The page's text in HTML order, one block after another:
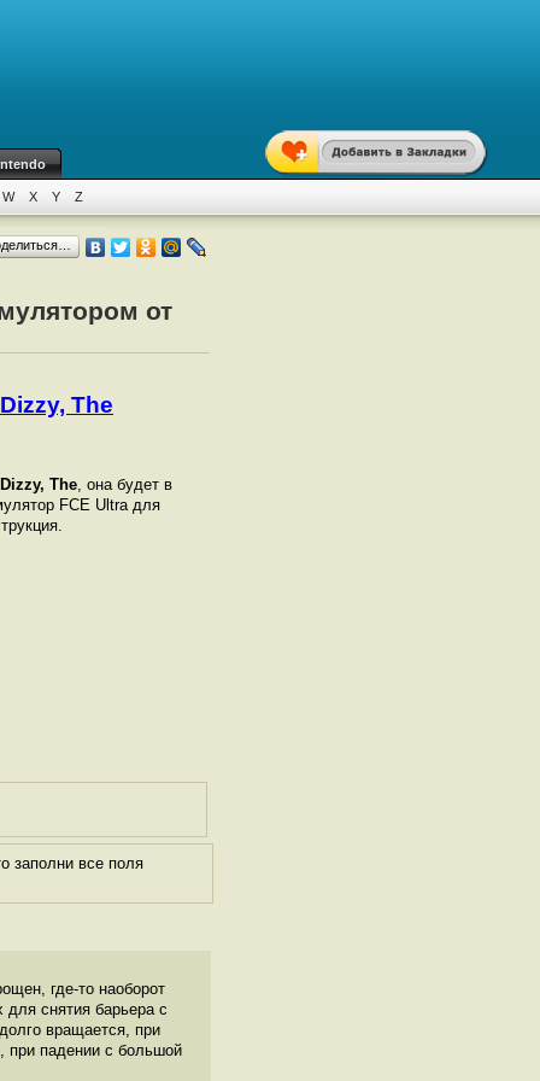
W X Y Z
от
The
The, она будет в
FCE Ultra для
заполни все поля
где-то наоборот
снятия барьера с
вращается, при
при падении с большой